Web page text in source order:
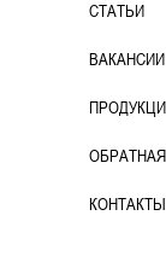
СТАТЬИ
ВАКАНСИИ
КОНТАКТЫ